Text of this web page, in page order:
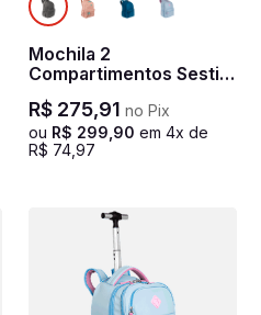
Mochila 2
Compartimentos Sestini
College Hydroblock
Cinza - Chumbo
R$ 275,91 no Pix
ou R$ 299 90 em 4x de
R$ 74 97